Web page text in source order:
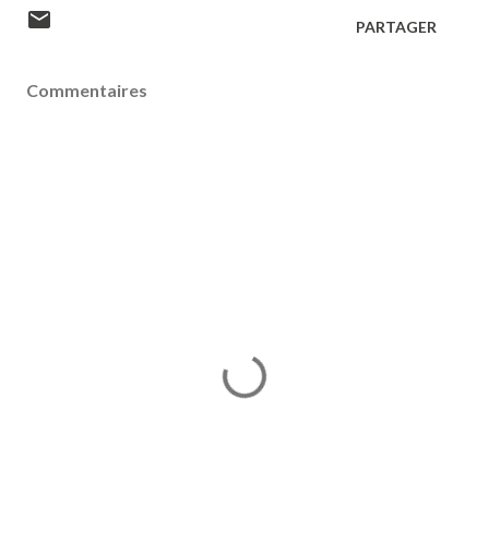
PARTAGER
Commentaires